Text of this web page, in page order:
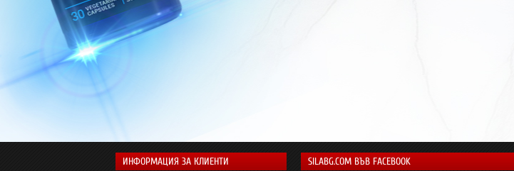
ИНФОРМАЦИЯ ЗА КЛИЕНТИ SILABG.COM ВЪВ FACEBOOK